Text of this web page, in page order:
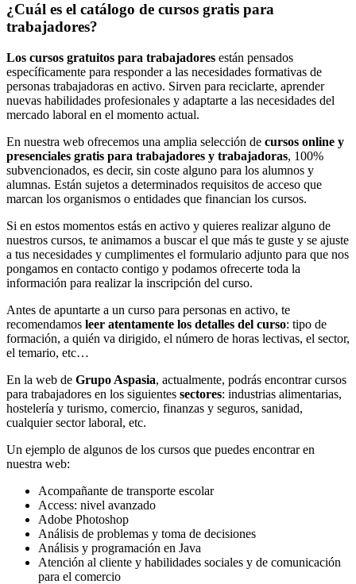
¿Cuál es el catálogo de cursos gratis para
trabajadores?
Los cursos gratuitos para trabajadores están pensados
específicamente para responder a las necesidades formativas de
personas trabajadoras en activo. Sirven para reciclarte, aprender
nuevas habilidades profesionales y adaptarte a las necesidades del
mercado laboral en el momento actual.
En nuestra web ofrecemos una amplia selección de cursos online y
presenciales gratis para trabajadores y trabajadoras, 100%
subvencionados, es decir, sin coste alguno para los alumnos y
alumnas. Están sujetos a determinados requisitos de acceso que
marcan los organismos o entidades que financian los cursos.
Si en estos momentos estás en activo y quieres realizar alguno de
nuestros cursos, te animamos a buscar el que más te guste y se ajuste
a tus necesidades y cumplimentes el formulario adjunto para que nos
pongamos en contacto contigo y podamos ofrecerte toda la
información para realizar la inscripción del curso.
Antes de apuntarte a un curso para personas en activo, te
recomendamos leer atentamente los detalles del curso: tipo de
formación, a quién va dirigido, el número de horas lectivas, el sector,
el temario, etc…
En la web de Grupo Aspasia, actualmente, podrás encontrar cursos
para trabajadores en los siguientes sectores: industrias alimentarias,
hostelería y turismo, comercio, finanzas y seguros, sanidad,
cualquier sector laboral, etc.
Un ejemplo de algunos de los cursos que puedes encontrar en
nuestra web:
Acompañante de transporte escolar
Access: nivel avanzado
Adobe Photoshop
Análisis de problemas y toma de decisiones
Análisis y programación en Java
Atención al cliente y habilidades sociales y de comunicación
para el comercio